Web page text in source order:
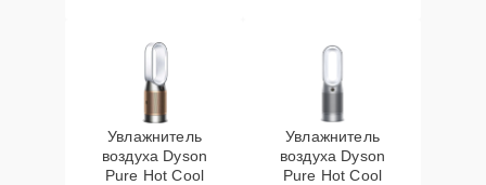
Увлажнитель
воздуха Dyson
Pure Hot Cool
Увлажнитель
воздуха Dyson
Pure Hot Cool